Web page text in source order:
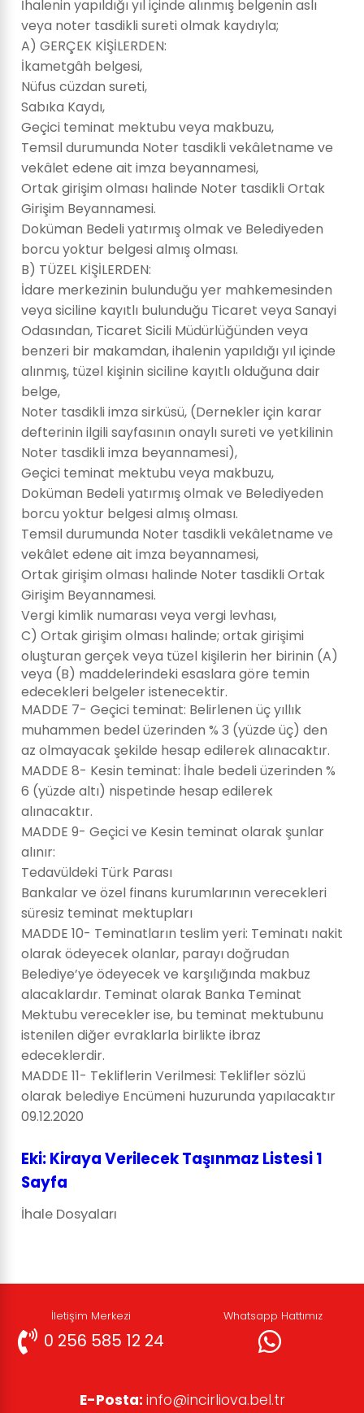
İhalenin yapıldığı yıl içinde alınmış belgenin aslı
veya noter tasdikli sureti olmak kaydıyla;
A) GERÇEK KİŞİLERDEN:
İkametgâh belgesi,
Nüfus cüzdan sureti,
Sabıka Kaydı,
Geçici teminat mektubu veya makbuzu,
Temsil durumunda Noter tasdikli vekâletname ve
vekâlet edene ait imza beyannamesi,
Ortak girişim olması halinde Noter tasdikli Ortak
Girişim Beyannamesi.
Doküman Bedeli yatırmış olmak ve Belediyeden
borcu yoktur belgesi almış olması.
B) TÜZEL KİŞİLERDEN:
İdare merkezinin bulunduğu yer mahkemesinden
veya siciline kayıtlı bulunduğu Ticaret veya Sanayi
Odasından, Ticaret Sicili Müdürlüğünden veya
benzeri bir makamdan, ihalenin yapıldığı yıl içinde
alınmış, tüzel kişinin siciline kayıtlı olduğuna dair
belge,
Noter tasdikli imza sirküsü, (Dernekler için karar
defterinin ilgili sayfasının onaylı sureti ve yetkilinin
Noter tasdikli imza beyannamesi),
Geçici teminat mektubu veya makbuzu,
Doküman Bedeli yatırmış olmak ve Belediyeden
borcu yoktur belgesi almış olması.
Temsil durumunda Noter tasdikli vekâletname ve
vekâlet edene ait imza beyannamesi,
Ortak girişim olması halinde Noter tasdikli Ortak
Girişim Beyannamesi.
Vergi kimlik numarası veya vergi levhası,
C) Ortak girişim olması halinde; ortak girişimi
oluşturan gerçek veya tüzel kişilerin her birinin (A)
veya (B) maddelerindeki esaslara göre temin
edecekleri belgeler istenecektir.
MADDE 7- Geçici teminat: Belirlenen üç yıllık
muhammen bedel üzerinden % 3 (yüzde üç) den
az olmayacak şekilde hesap edilerek alınacaktır.
MADDE 8- Kesin teminat: İhale bedeli üzerinden %
6 (yüzde altı) nispetinde hesap edilerek
alınacaktır.
MADDE 9- Geçici ve Kesin teminat olarak şunlar
alınır:
Tedavüldeki Türk Parası
Bankalar ve özel finans kurumlarının verecekleri
süresiz teminat mektupları
MADDE 10- Teminatların teslim yeri: Teminatı nakit
olarak ödeyecek olanlar, parayı doğrudan
Belediye’ye ödeyecek ve karşılığında makbuz
alacaklardır. Teminat olarak Banka Teminat
Mektubu verecekler ise, bu teminat mektubunu
istenilen diğer evraklarla birlikte ibraz
edeceklerdir.
MADDE 11- Tekliflerin Verilmesi: Teklifler sözlü
olarak belediye Encümeni huzurunda yapılacaktır
09.12.2020
Eki: Kiraya Verilecek Taşınmaz Listesi 1
Sayfa
İhale Dosyaları
İletişim Merkezi
0 256 585 12 24
Whatsapp Hattımız
E-Posta: info@incirliova.bel.tr